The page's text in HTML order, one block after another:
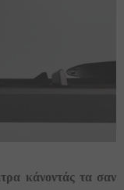
κάνοντάς τα σαν